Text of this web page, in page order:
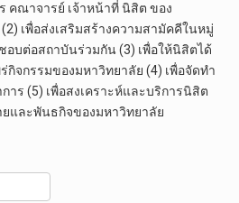
คณาจารย์ เจ้าหน้าที่ นิสิต ของ
เพื่อส่งเสริมสร้างความสามัคคีในหมู่
บต่อสถาบันร่วมกัน (3) เพื่อให้นิสิตได้
จกรรมของมหาวิทยาลัย (4) เพื่อจัดทำ
าร (5) เพื่อสงเคราะห์และบริการนิสิต
และพันธกิจของมหาวิทยาลัย